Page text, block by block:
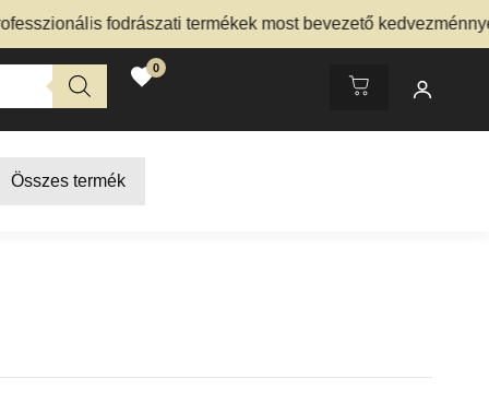
fodrászati termékek most bevezető kedvezménnyel
0
Összes termék